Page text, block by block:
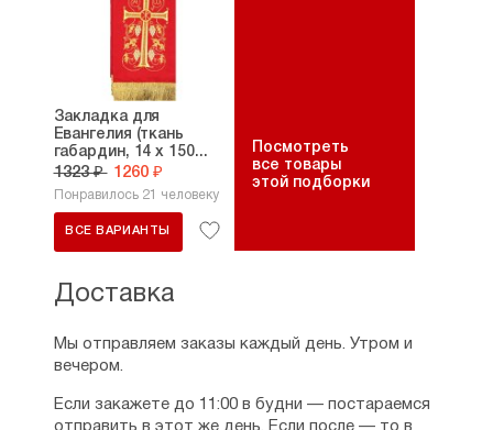
Закладка для
Евангелия (ткань
габардин, 14 х 150...
1323 ₽ 1260 ₽
Понравилось 21 человеку
ВСЕ ВАРИАНТЫ
Посмотреть
все товары
этой подборки
Доставка
Мы отправляем заказы каждый день. Утром и
вечером.
Если закажете до 11:00 в будни — постараемся
отправить в этот же день. Если после — то в